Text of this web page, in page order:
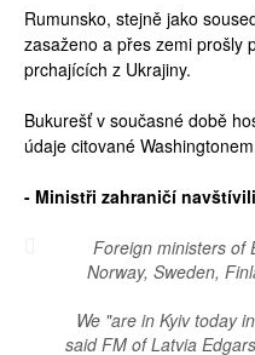
Rumunsko, stejně jako
zasaženo a přes zemi prošly
prchajících z Ukrajiny.
Bukurešť v současné době
údaje citované
- Ministři zahraničí
Foreign ministers of
Norway, Sweden,
We "are in Kyiv today
said FM of Latvia